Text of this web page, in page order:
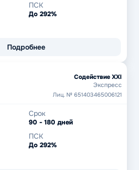
ПСК
До 292%
Подробнее
Содействие XXI
Экспресс
Лиц. № 651403465006121
Срок
90 - 180 дней
ПСК
До 292%